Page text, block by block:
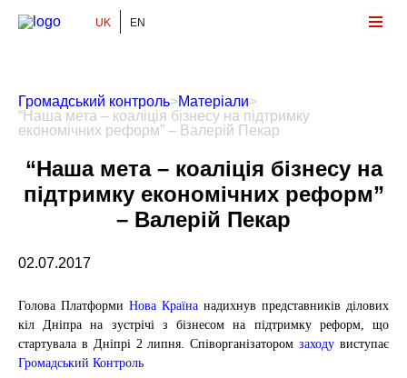
Громадський Контроль
UK EN
Громадський контроль>Матеріали>
“Наша мета – коаліція бізнесу на підтримку
економічних реформ” – Валерій Пекар
“Наша мета – коаліція бізнесу на
підтримку економічних реформ”
– Валерій Пекар
02.07.2017
Голова Платформи Нова Країна надихнув представників ділових
кіл Дніпра на зустрічі з бізнесом на підтримку реформ, що
стартувала в Дніпрі 2 липня. Співорганізатором заходу виступає
Громадський Контроль